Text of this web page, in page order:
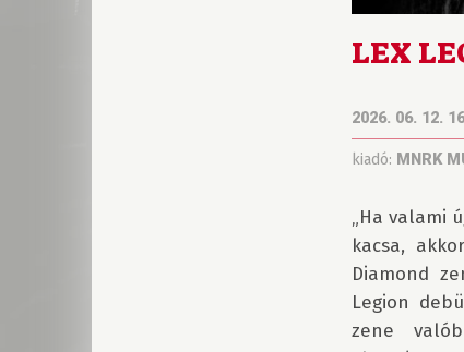
LEX
2026. 06. 12.
kiadó: MNRK
„Ha valami
kacsa,
Diamond
Legion
zene